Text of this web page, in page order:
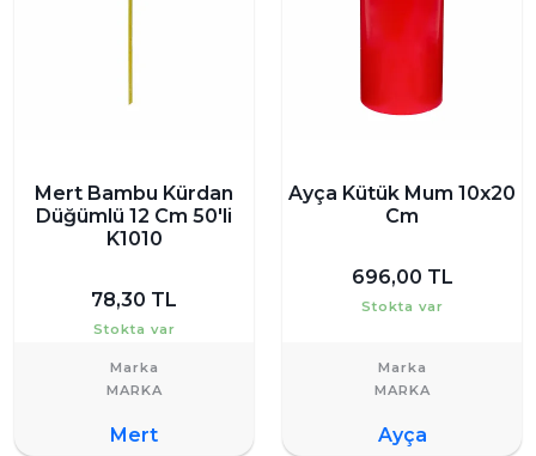
Mert Bambu Kürdan
Düğümlü 12 Cm 50'li
K1010
78,30 TL
Stokta var
Marka
Mert
Ayça Kütük Mum 10x20
Cm
696,00 TL
Stokta var
Marka
Ayça